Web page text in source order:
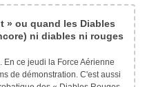
» ou quand les Diables
ni diables ni rouges
ce jeudi la Force Aérienne
de démonstration. C'est aussi